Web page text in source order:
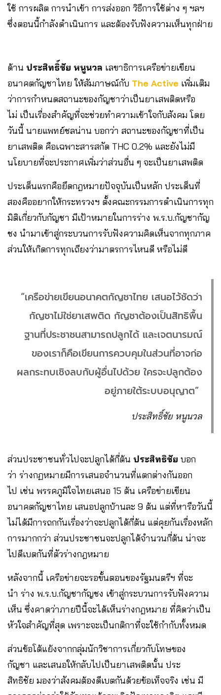
ใช้ การผลิต การนำเข้า การส่งออก วิธีการใช้ต่าง ๆ ฯลฯ
ซึ่งตอนนี้กำลังดำเนินการ และต้องรับฟังความเห็นทุกฝ่าย
ด้าน ประสิทธิ์ชัย หนูนวล เลขาธิการเครือข่ายเขียน
อนาคตกัญชาไทย ให้สัมภาษณ์กับ The Active เพิ่มเติม
ว่าการกำหนดสถานะของกัญชาว่าเป็นยาเสพติดหรือ
ไม่ เป็นเรื่องสำคัญที่จะช่วยทำความเข้าใจกับสังคม โดย
วันนี้ นายแพทย์ชลน่าน บอกว่า สถานะของกัญชาที่เป็น
ยาเสพติด คือเฉพาะสารสกัด THC 0.2% และยังไม่มี
นโยบายที่จะประกาศเพิ่มว่าส่วนอื่น ๆ จะเป็นยาเสพติด
ประเด็นแรกคือยึดกฎหมายปัจจุบันเป็นหลัก ประเด็นที่
สองคืออยากให้กระทรวงฯ ตั้งคณะกรรมการดำเนินการทุก
มิติเกี่ยวกับกัญชา มีเป้าหมายในการร่าง พ.ร.บ.กัญชากัญ
ชง นำมาเข้าสู่กระบวนการรับฟังความคิดเห็นจากทุกภาค
ส่วนให้เกิดการทุกเถียงว่ามาตรการไหนดี หรือไม่ดี
“เครือข่ายเขียนอนาคตกัญชาไทย เสนอไว้ชัดว่า
กัญชาไม่ใช่ยาเสพติด กัญชาต้องเป็นสิทธิพื้น
ฐานที่ประชาชนสามารถปลูกได้ และเจตนารมณ์
ของเราก็คือเขียนการควบคุมในส่วนที่อาจก่อ
ผลกระทบเชิงลบกับผู้อื่นไปด้วย ใครจะปลูกต้อง
อยู่ภายใต้ระบบอนุญาต”
ประสิทธิ์ชัย หนูนวล
ส่วนประชาชนทั่วไปจะปลูกได้กี่ต้น ประสิทธิชัย บอก
ว่า ร่างกฏหมายมีการเสนอจำนวนที่แตกต่างกันออก
ไป เช่น พรรคภูมิใจไทยเสนอ 15 ต้น เครือข่ายเขียน
อนาคตกัญชาไทย เสนอปลูกบ้านละ 9 ต้น แต่ที่หารือวันนี้
ไม่ได้มีการถกกันเรื่องว่าจะปลูกได้กี่ต้น แต่คุยกันเรื่องหลัก
การมากกว่า ส่วนประชาชนจะปลูกได้จำนวนกี่ต้น น่าจะ
ไปดีเบตกันที่ตัวร่างกฎหมาย
หลังจากนี้ เครือข่ายจะรอขั้นตอนของรัฐมนตรีฯ ที่จะ
นำ ร่าง พ.ร.บ.กัญชากัญชง เข้าสู่กระบวนการรับฟังความ
เห็น ซึ่งคาดว่าภายปีนี้จะได้เห็นร่างกฎหมาย ที่คิดว่าเป็น
หัวใจสำคัญที่สุด เพราะจะเป็นกติกาที่จะใช้กำกับทั้งหมด
ส่วนข้อโต้แย้งจากกลุ่มนักวิชาการเกี่ยวกับโทษของ
กัญชา และเสนอให้กลับไปเป็นยาเสพติดนั้น ประ
สิทธิชัย มองว่าสังคมต้องดีเบตกันด้วยข้อเท็จจริง เช่น มี